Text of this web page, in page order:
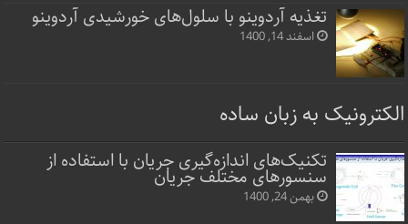
تغذیه آردوینو با سلول‌های خورشیدی آردوینو
اسفند 14, 1400
الکترونیک به زبان ساده
تکنیک‌های اندازه‌گیری جریان با استفاده از
سنسورهای مختلف جریان
بهمن 24, 1400